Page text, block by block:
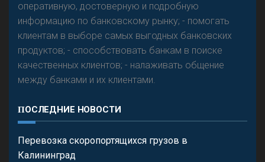
оперативную, достоверную и подробную
информацию по банковскому рынку; - помогать
клиентам в выборе самых выгодных банковских
продуктов; - способствовать банкам в поиске
качественных клиентов; - налаживать общение
между банками и их клиентами.
ПОСЛЕДНИЕ НОВОСТИ
Перевозка скоропортящихся грузов в
Калининград